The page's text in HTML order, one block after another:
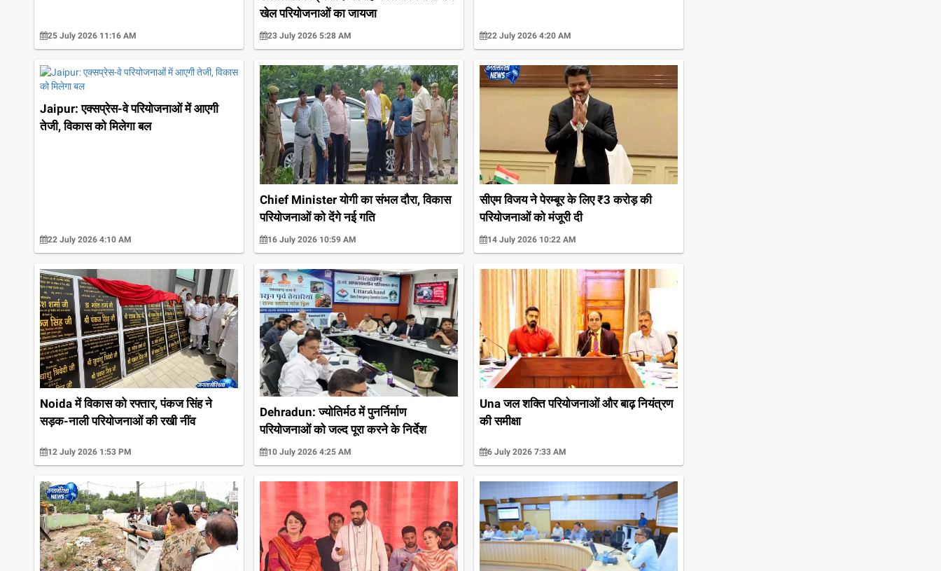
25 July 2026 11:16 AM
खेल परियोजनाओं का जायजा
23 July 2026 5:28 AM 22 July 2026 4:20 AM
Jaipur: एक्सप्रेस-वे परियोजनाओं में आएगी
तेजी, विकास को मिलेगा बल
22 July 2026 4:10 AM
Chief Minister योगी का संभल दौरा, विकास
परियोजनाओं को देंगे नई गति
16 July 2026 10:59 AM
सीएम विजय ने पेरम्बूर के लिए ₹3 करोड़ की
परियोजनाओं को मंजूरी दी
14 July 2026 10:22 AM
Noida में विकास को रफ्तार, पंकज सिंह ने
सड़क-नाली परियोजनाओं की रखी नींव
12 July 2026 1:53 PM
Dehradun: ज्योतिर्मठ में पुनर्निर्माण
परियोजनाओं को जल्द पूरा करने के निर्देश
10 July 2026 4:25 AM
Una जल शक्ति परियोजनाओं और बाढ़ नियंत्रण
की समीक्षा
6 July 2026 7:33 AM